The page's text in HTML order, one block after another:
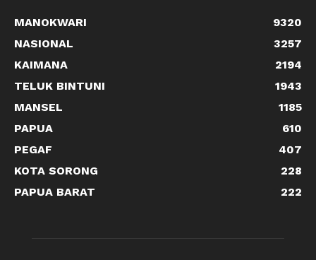
MANOKWARI
9320
NASIONAL
3257
KAIMANA
2194
TELUK BINTUNI
1943
MANSEL
1185
PAPUA
610
PEGAF
407
KOTA SORONG
228
PAPUA BARAT
222